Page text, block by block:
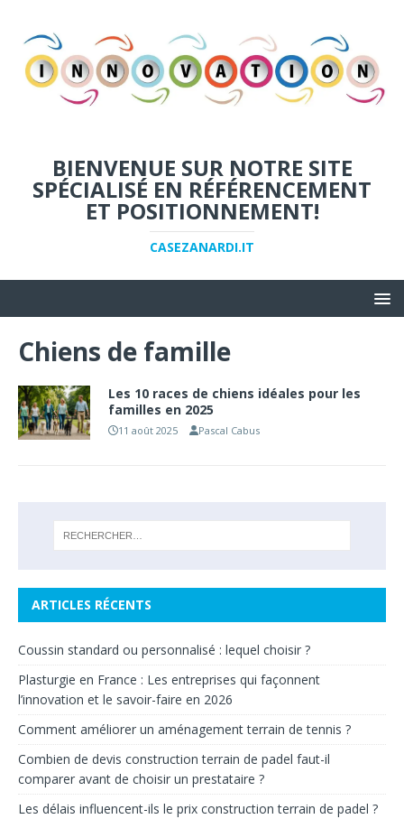
BIENVENUE SUR NOTRE SITE
SPÉCIALISÉ EN RÉFÉRENCEMENT
ET POSITIONNEMENT!
CASEZANARDI.IT
Chiens de famille
Les 10 races de chiens idéales pour les
familles en 2025
11 août 2025 Pascal Cabus
ARTICLES RÉCENTS
Coussin standard ou personnalisé : lequel choisir ?
Plasturgie en France : Les entreprises qui façonnent
l’innovation et le savoir-faire en 2026
Comment améliorer un aménagement terrain de tennis ?
Combien de devis construction terrain de padel faut-il
comparer avant de choisir un prestataire ?
Les délais influencent-ils le prix construction terrain de padel ?